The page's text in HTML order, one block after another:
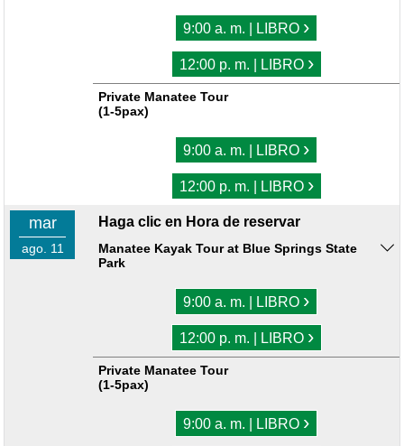
9:00 a. m. | LIBRO ›
12:00 p. m. | LIBRO ›
Private Manatee Tour
(1-5pax)
9:00 a. m. | LIBRO ›
12:00 p. m. | LIBRO ›
mar
ago. 11
Haga clic en Hora de reservar
Manatee Kayak Tour at Blue Springs State
Park
9:00 a. m. | LIBRO ›
12:00 p. m. | LIBRO ›
Private Manatee Tour
(1-5pax)
9:00 a. m. | LIBRO ›